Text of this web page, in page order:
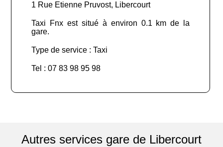
1 Rue Etienne Pruvost, Libercourt
Taxi Fnx est situé à environ 0.1 km de la
gare.
Type de service : Taxi
Tel : 07 83 98 95 98
Autres services gare de Libercourt